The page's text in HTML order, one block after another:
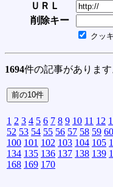
ＵＲＬ
削除キー
クッ
1694件の記事があります
1 2 3 4 5 6 7 8 9 10 11 12
52 53 54 55 56 57 58 59 60
100 101 102 103 104 105
134 135 136 137 138 139
168 169 170